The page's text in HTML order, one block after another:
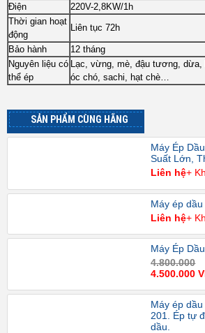
Điện
220V-2,8KW/1h
Thời gian hoạt
động
Liên tục 72h
Bảo hành
12 tháng
Nguyên liệu có
thể ép
Lạc, vừng, mè, đậu tương,
óc chó, sachi, hạt chè…
SẢN PHẨM CÙNG HÃNG
Máy Ép
Suất Lớn,
Liên hệ+
Máy ép
Liên hệ+
Máy Ép
4.800.000
4.500.000
Máy ép
201. Ép tự
dầu.